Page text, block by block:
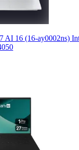
AI 16 (16-ay0002ns)